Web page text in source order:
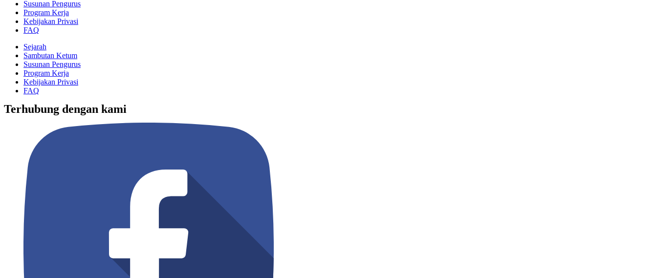
Susunan Pengurus
Program Kerja
Kebijakan Privasi
FAQ
Sejarah
Sambutan Ketum
Susunan Pengurus
Program Kerja
Kebijakan Privasi
FAQ
Terhubung dengan kami